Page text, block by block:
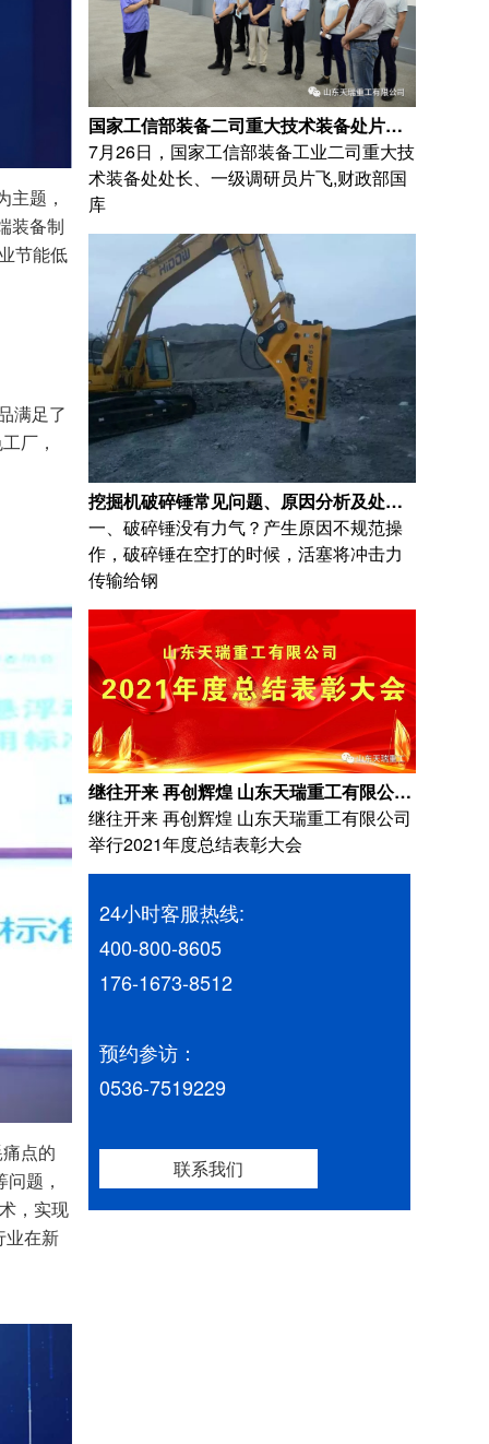
国家工信部装备二司重大技术装备处片飞处长 一行莅临天瑞重工考察调研
7月26日，国家工信部装备工业二司重大技
术装备处处长、一级调研员片飞,财政部国
库
挖掘机破碎锤常见问题、原因分析及处理方法？
一、破碎锤没有力气？产生原因不规范操
作，破碎锤在空打的时候，活塞将冲击力
传输给钢
继往开来 再创辉煌 山东天瑞重工有限公司举行2021年度总结表彰大会
继往开来 再创辉煌 山东天瑞重工有限公司
举行2021年度总结表彰大会
24小时客服热线:
400-800-8605
176-1673-8512
预约参访：
0536-7519229
联系我们
主题，
装备制
节能低
满足了
厂，
点的
题，
，实现
业在新